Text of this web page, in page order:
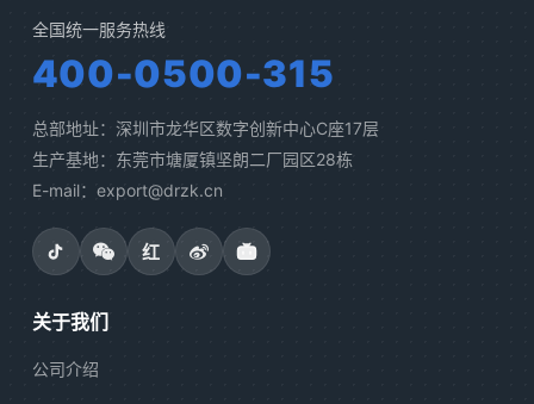
全国统一服务热线
400-0500-315
总部地址：深圳市龙华区数字创新中心C座17层
生产基地：东莞市塘厦镇坚朗二厂园区28栋
E-mail：export@drzk.cn
红
关于我们
公司介绍